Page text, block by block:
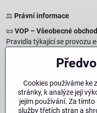
⚖️ Právní informace
📜VOP – Všeobecné
Pravidla týkající se provozu
Zásady zpracování
Jak chráníme a
Informace o cookies
Informace o používaných
Právo na odstoupení –
Cookies používáme ke
stránky, k analýze její
jejím používání. Za
služby třetích stran a